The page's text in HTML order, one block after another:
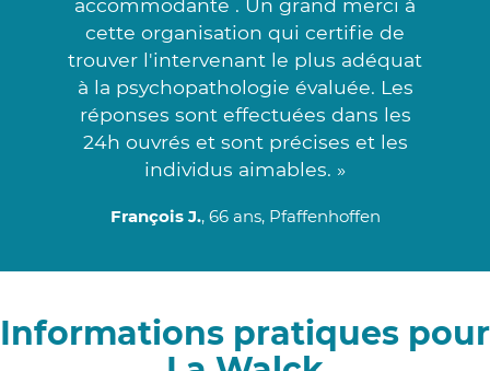
accommodante . Un grand merci à
cette organisation qui certifie de
trouver l'intervenant le plus adéquat
à la psychopathologie évaluée. Les
réponses sont effectuées dans les
24h ouvrés et sont précises et les
individus aimables. »
François J., 66 ans, Pfaffenhoffen
Informations pratiques pour